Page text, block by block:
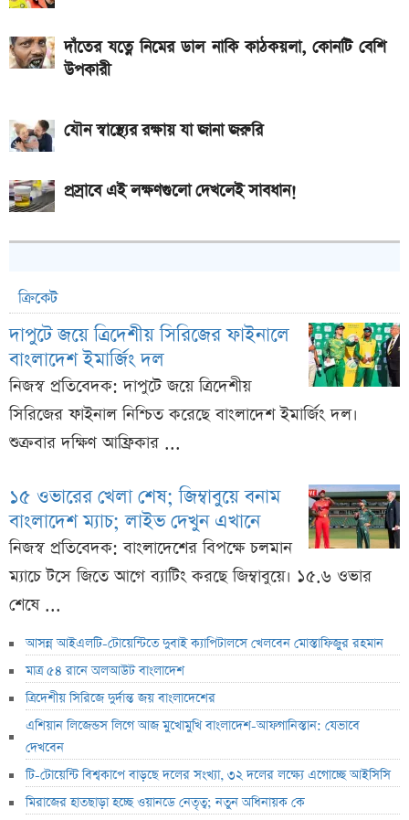
দাঁতের যত্নে নিমের ডাল নাকি কাঠকয়লা, কোনটি বেশি
উপকারী
যৌন স্বাস্থ্যের রক্ষায় যা জানা জরুরি
প্রস্রাবে এই লক্ষণগুলো দেখলেই সাবধান!
ক্রিকেট
দাপুটে জয়ে ত্রিদেশীয় সিরিজের ফাইনালে
বাংলাদেশ ইমার্জিং দল
নিজস্ব প্রতিবেদক: দাপুটে জয়ে ত্রিদেশীয়
সিরিজের ফাইনাল নিশ্চিত করেছে বাংলাদেশ ইমার্জিং দল।
শুক্রবার দক্ষিণ আফ্রিকার ...
১৫ ওভারের খেলা শেষ; জিম্বাবুয়ে বনাম
বাংলাদেশ ম্যাচ; লাইভ দেখুন এখানে
নিজস্ব প্রতিবেদক: বাংলাদেশের বিপক্ষে চলমান
ম্যাচে টসে জিতে আগে ব্যাটিং করছে জিম্বাবুয়ে। ১৫.৬ ওভার
শেষে ...
আসন্ন আইএলটি-টোয়েন্টিতে দুবাই ক্যাপিটালসে খেলবেন মোস্তাফিজুর রহমান
মাত্র ৫৪ রানে অলআউট বাংলাদেশ
ত্রিদেশীয় সিরিজে দুর্দান্ত জয় বাংলাদেশের
এশিয়ান লিজেন্ডস লিগে আজ মুখোমুখি বাংলাদেশ-আফগানিস্তান: যেভাবে
দেখবেন
টি-টোয়েন্টি বিশ্বকাপে বাড়ছে দলের সংখ্যা, ৩২ দলের লক্ষ্যে এগোচ্ছে আইসিসি
মিরাজের হাতছাড়া হচ্ছে ওয়ানডে নেতৃত্ব; নতুন অধিনায়ক কে